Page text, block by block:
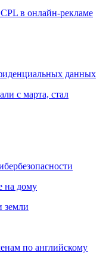
в онлайн-рекламе
данных
с марта, стал
на дому
земли
по английскому